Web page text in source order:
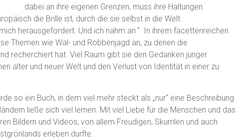
dabei an ihre eigenen Grenzen, muss ihre Haltungen
die Brille ist, durch die sie selbst in die Welt
herausgefordert. Und ich nahm an.“ In ihrem facettenreichen
Themen wie Wal- und Robbenjagd an, zu denen die
recherchiert hat. Viel Raum gibt sie den Gedanken junger
alter und neuer Welt und den Verlust von Identität in einer zu
so ein Buch, in dem viel mehr steckt als „nur“ eine Beschreibung
ließe sich viel lernen. Mit viel Liebe für die Menschen und das
Bildern und Videos, von allem Freudigen, Skurrilen und auch
erleben durfte.